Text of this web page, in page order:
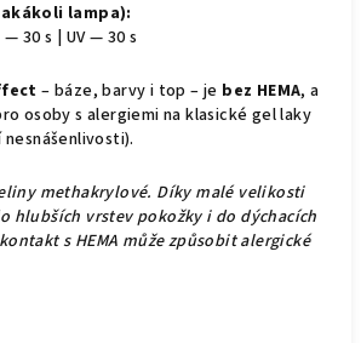
lampa):
— 30 s | UV — 30 s
– báze, barvy i top – je bez HEMA, a
osoby s alergiemi na klasické gel laky
methakrylové. Díky malé velikosti
hlubších vrstev pokožky i do dýchacích
s HEMA může způsobit alergické